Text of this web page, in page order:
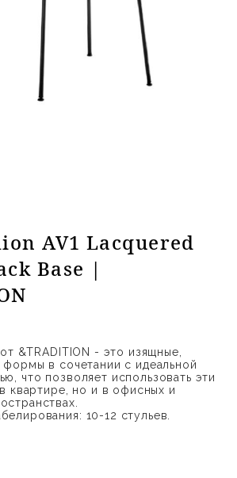
AV1 Lacquered
Base |
&TRADITION - это изящные,
формы в сочетании с идеальной
что позволяет использовать эти
квартире, но и в офисных и
10-12 стульев.